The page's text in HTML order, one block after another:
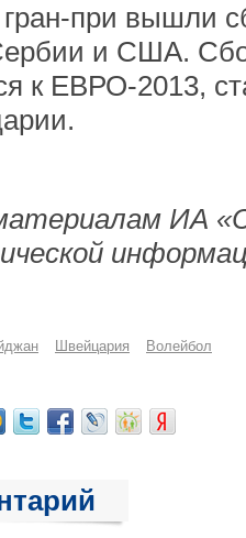
при вышли
и США.
к ЕВРО-2013,
ИА
Швейцария Волейбол